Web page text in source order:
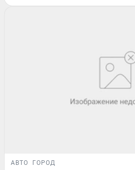
АВТО ГОРОД